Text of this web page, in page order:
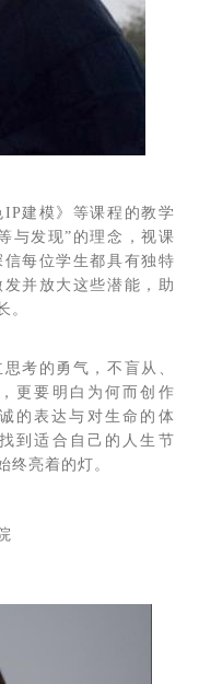
建模》等课程的教学
与发现”的理念，视课
每位学生都具有独特
并放大这些潜能，助
。
考的勇气，不盲从、
更要明白为何而创作
的表达与对生命的体
到适合自己的人生节
终亮着的灯。